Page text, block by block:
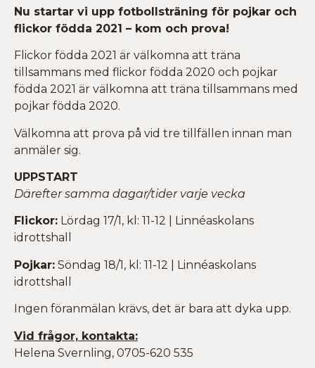
Nu startar vi upp fotbollsträning för pojkar och
flickor födda 2021 – kom och prova!
Flickor födda 2021 är välkomna att träna
tillsammans med flickor födda 2020 och pojkar
födda 2021 är välkomna att träna tillsammans med
pojkar födda 2020.
Välkomna att prova på vid tre tillfällen innan man
anmäler sig.
UPPSTART
Därefter samma dagar/tider varje vecka
Flickor: Lördag 17/1, kl: 11-12 | Linnéaskolans
idrottshall
Pojkar: Söndag 18/1, kl: 11-12 | Linnéaskolans
idrottshall
Ingen föranmälan krävs, det är bara att dyka upp.
Vid frågor, kontakta:
Helena Svernling, 0705-620 535